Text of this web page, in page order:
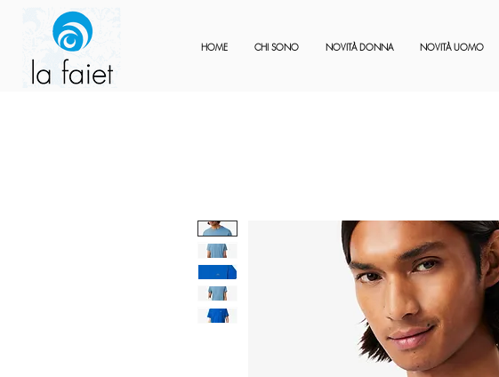
HOME CHI SONO NOVITÀ DONNA NOVITÀ UOMO